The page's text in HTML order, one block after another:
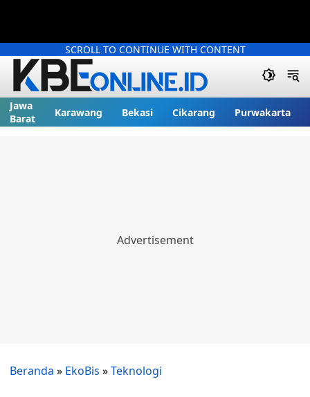
SCROLL TO CONTINUE WITH CONTENT
Jawa
Barat
Karawang Bekasi Cikarang Purwakarta
Beranda » EkoBis »Teknologi